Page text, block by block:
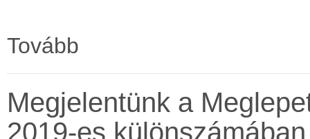
Tovább
Megjelentünk a
2019-es különszámában